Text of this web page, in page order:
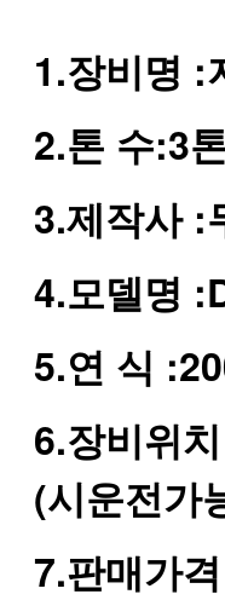
1.장비명 :
2.톤 수:3
3.제작사 :
4.모델명
5.연 식
6.장비위
(시운전가
7.판매가